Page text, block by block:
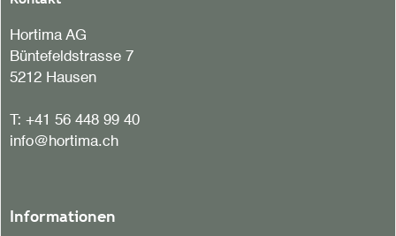
Hortima AG
Büntefeldstrasse 7
5212 Hausen
T: +41 56 448 99 40
info@hortima.ch
Informationen